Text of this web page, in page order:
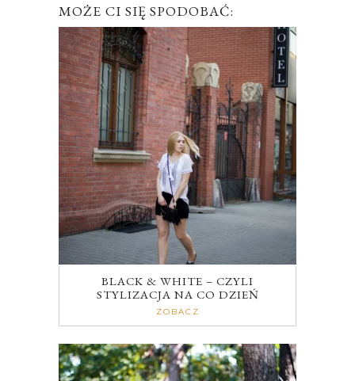
MOŻE CI SIĘ SPODOBAĆ:
BLACK & WHITE – CZYLI
STYLIZACJA NA CO DZIEŃ
ZOBACZ